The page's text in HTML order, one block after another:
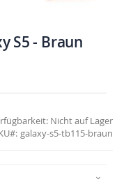
S5 - Braun
Nicht auf Lager
galaxy-s5-tb115-braun